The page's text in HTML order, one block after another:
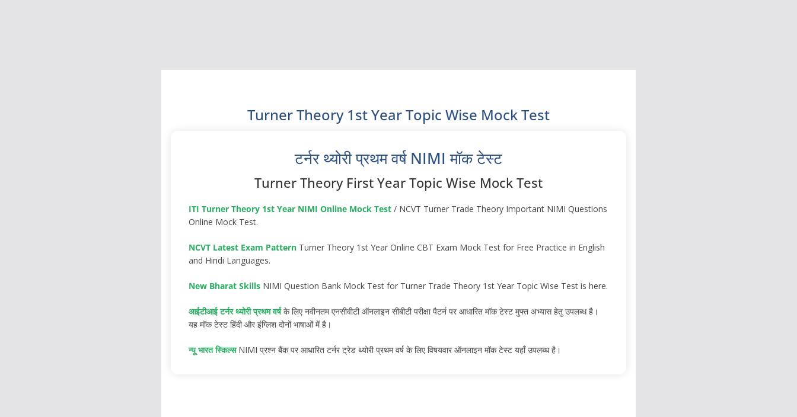
Turner Theory 1st Year Topic Wise Mock Test
टर्नर थ्योरी प्रथम वर्ष NIMI मॉक टेस्ट
Turner Theory First Year Topic Wise Mock Test
ITI Turner Theory 1st Year NIMI Online Mock Test / NCVT Turner Trade Theory Important NIMI Questions
Online Mock Test.
NCVT Latest Exam Pattern Turner Theory 1st Year Online CBT Exam Mock Test for Free Practice in English
and Hindi Languages.
New Bharat Skills NIMI Question Bank Mock Test for Turner Trade Theory 1st Year Topic Wise Test is here.
आईटीआई टर्नर थ्योरी प्रथम वर्षके लिए नवीनतम एनसीवीटी ऑनलाइन सीबीटी परीक्षा पैटर्न पर आधारित मॉक टेस्ट मुफ्त अभ्यास हेतु उपलब्ध है।
यह मॉक टेस्ट हिंदी और इंग्लिश दोनों भाषाओं में है।
न्यू भारत स्किल्सNIMI प्रश्न बैंक पर आधारित टर्नर ट्रेड थ्योरी प्रथम वर्ष के लिए विषयवार ऑनलाइन मॉक टेस्ट यहाँ उपलब्ध है।